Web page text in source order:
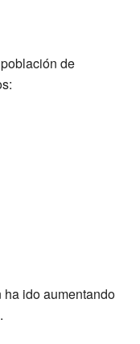
de
ido aumentando